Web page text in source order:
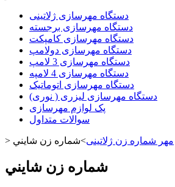
دستگاه مهرسازی ژلاتینی
دستگاه مهرسازی برجسته
دستگاه مهرسازی کامپکت
دستگاه مهرسازی دولامپ
دستگاه مهرسازی 3 لامپ
دستگاه مهرسازی 4 لامپه
دستگاه مهرسازی اتوماتیک
دستگاه مهرسازی لیزری ( نوری)
پک لوازم مهرسازی
سوالات متداول
> مهر شماره زن ژلاتینی>شماره زن شايني
شماره زن شايني